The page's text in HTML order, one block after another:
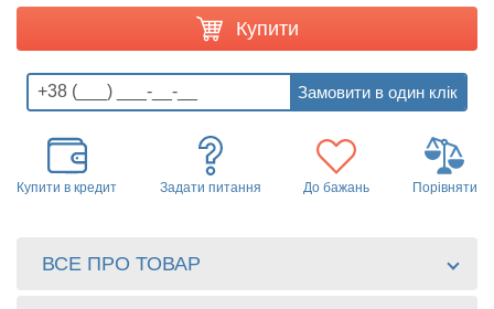
Купити
Купити в кредит Задати питання До бажань Порівняти
ВСЕ ПРО ТОВАР